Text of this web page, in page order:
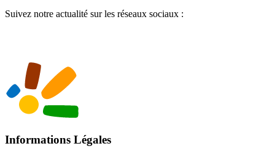
Suivez notre actualité sur les réseaux sociaux :
Informations Légales